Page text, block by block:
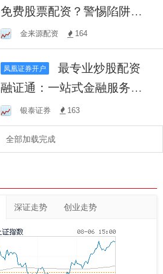
免费股票配资？警惕陷阱！
高收益伴随高风险。
金来源配资 164
凤凰证券开户
最专业炒股配资
融证通：一站式金融服务新
平台，高效决策，助力企业
财富增值
银泰证券 163
全部加载完成
深证走势 创业走势